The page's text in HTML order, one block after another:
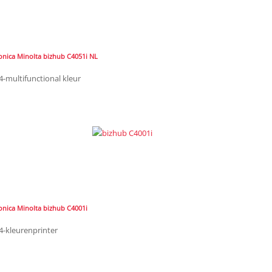
Minolta bizhub C4051i NL
multifunctional kleur
Minolta bizhub C4001i
kleurenprinter